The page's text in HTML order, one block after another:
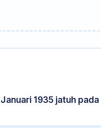
1935 jatuh